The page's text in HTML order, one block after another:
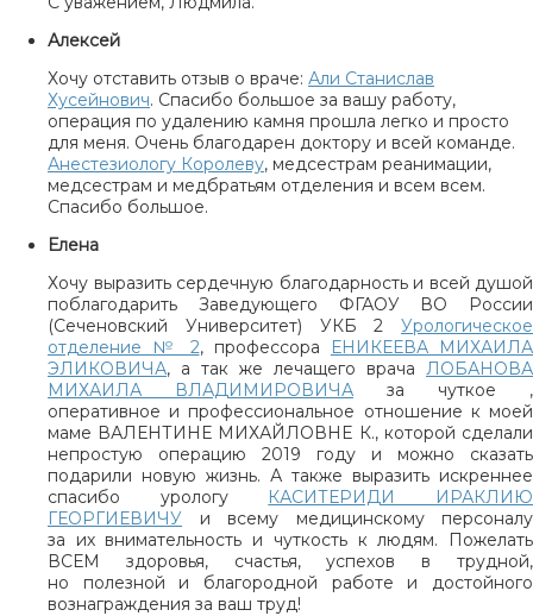
Алексей
Хочу отставить отзыв о враче: Али Станислав
Хусейнович. Спасибо большое за вашу работу,
операция по удалению камня прошла легко и просто
для меня. Очень благодарен доктору и всей команде.
Анестезиологу Королеву, медсестрам реанимации,
медсестрам и медбратьям отделения и всем всем.
Спасибо большое.
Елена
Хочу выразить сердечную благодарность и всей душой
поблагодарить Заведующего ФГАОУ ВО России
(Сеченовский Университет) УКБ 2 Урологическое
отделение № 2, профессора
ЕНИКЕЕВА МИХАИЛА
ЭЛИКОВИЧА, а так же лечащего врача ЛОБАНОВА
МИХАИЛА ВЛАДИМИРОВИЧА за чуткое ,
оперативное и профессиональное отношение к моей
маме ВАЛЕНТИНЕ МИХАЙЛОВНЕ К., которой сделали
непростую операцию 2019 году и можно сказать
подарили новую жизнь. А также выразить искреннее
спасибо урологу КАСИТЕРИДИ ИРАКЛИЮ
ГЕОРГИЕВИЧУ и всему медицинскому персоналу
за их внимательность и чуткость к людям. Пожелать
ВСЕМ здоровья, счастья, успехов в трудной,
но полезной и благородной работе и достойного
вознаграждения за ваш труд!